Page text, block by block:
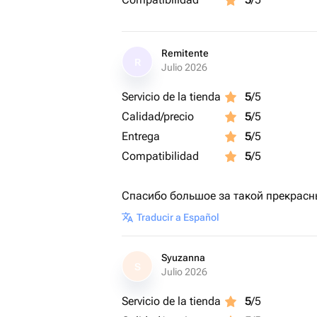
Remitente
Julio 2026
Servicio de la tienda 5/5
Calidad/precio
5/5
Entrega
5/5
Compatibilidad
5/5
Спасибо большое за такой
Traducir a Español
S
Syuzanna
Julio 2026
Servicio de la tienda 5/5